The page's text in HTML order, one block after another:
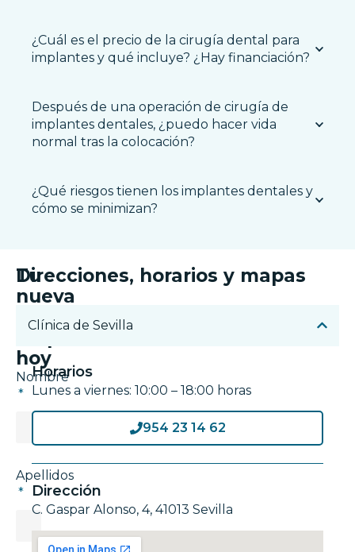
¿Cuál es el precio de la cirugía dental para
implantes y qué incluye? ¿Hay financiación?
Después de una operación de cirugía de
implantes dentales, ¿puedo hacer vida
normal tras la colocación?
¿Qué riesgos tienen los implantes dentales y
cómo se minimizan?
Tu
nueva
sonrisa
hoy
Nombre
Apellidos
Direcciones, horarios y mapas
Clínica de Sevilla
Horarios
Lunes a viernes: 10:00 – 18:00 horas
954 23 14 62
Dirección
C. Gaspar Alonso, 4, 41013 Sevilla